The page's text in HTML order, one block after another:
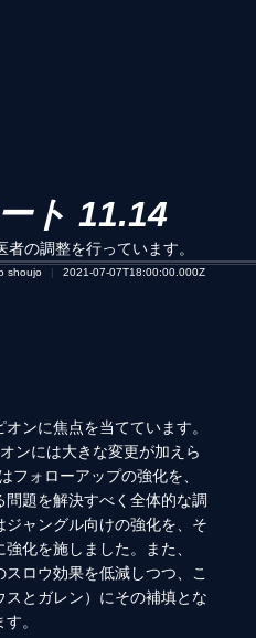
ト 11.14
の調整を行っています。
shoujo 2021-07-07T18:00:00.000Z
ンに焦点を当てています。
ンには大きな変更が加えら
ォローアップの強化を、
題を解決すべく全体的な調
ャングル向けの強化を、そ
化を施しました。また、
スロウ効果を低減しつつ、こ
とガレン）にその補填とな
。